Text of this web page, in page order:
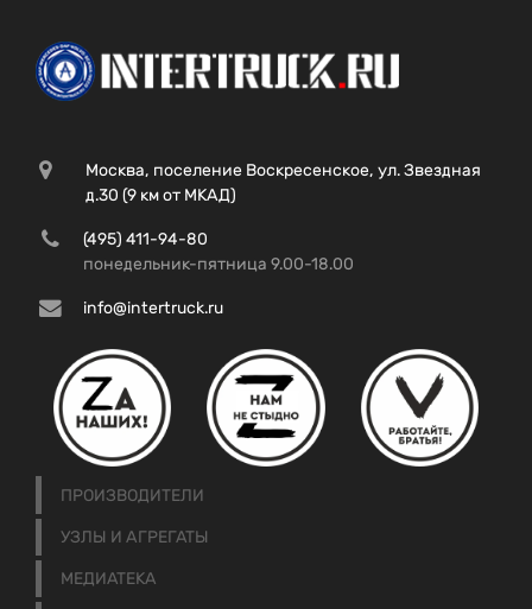
Москва, поселение Воскресенское, ул. Звездная
д.30 (9 км от МКАД)
(495) 411-94-80
понедельник-пятница 9.00-18.00
info@intertruck.ru
ПРОИЗВОДИТЕЛИ
УЗЛЫ И АГРЕГАТЫ
МЕДИАТЕКА